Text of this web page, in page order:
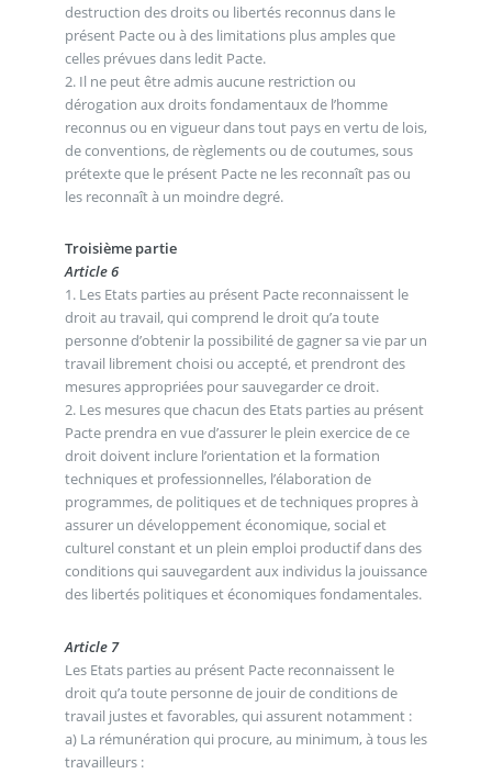
destruction des droits ou libertés reconnus dans le
présent Pacte ou à des limitations plus amples que
celles prévues dans ledit Pacte.
2. Il ne peut être admis aucune restriction ou
dérogation aux droits fondamentaux de l’homme
reconnus ou en vigueur dans tout pays en vertu de lois,
de conventions, de règlements ou de coutumes, sous
prétexte que le présent Pacte ne les reconnaît pas ou
les reconnaît à un moindre degré.
Troisième partie
Article 6
1. Les Etats parties au présent Pacte reconnaissent le
droit au travail, qui comprend le droit qu’a toute
personne d’obtenir la possibilité de gagner sa vie par un
travail librement choisi ou accepté, et prendront des
mesures appropriées pour sauvegarder ce droit.
2. Les mesures que chacun des Etats parties au présent
Pacte prendra en vue d’assurer le plein exercice de ce
droit doivent inclure l’orientation et la formation
techniques et professionnelles, l’élaboration de
programmes, de politiques et de techniques propres à
assurer un développement économique, social et
culturel constant et un plein emploi productif dans des
conditions qui sauvegardent aux individus la jouissance
des libertés politiques et économiques fondamentales.
Article 7
Les Etats parties au présent Pacte reconnaissent le
droit qu’a toute personne de jouir de conditions de
travail justes et favorables, qui assurent notamment :
a) La rémunération qui procure, au minimum, à tous les
travailleurs :